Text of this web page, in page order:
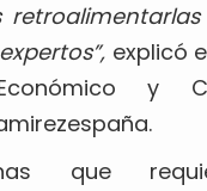
explicó
y
que